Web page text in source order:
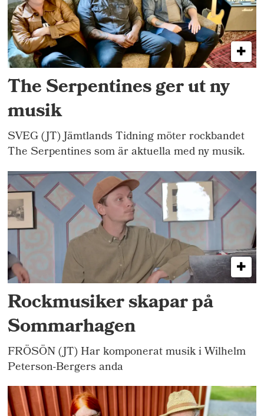
The Serpentines ger ut ny
musik
SVEG (JT) Jämtlands Tidning möter rockbandet
The Serpentines som är aktuella med ny musik.
Rockmusiker skapar på
Sommarhagen
FRÖSÖN (JT) Har komponerat musik i Wilhelm
Peterson-Bergers anda